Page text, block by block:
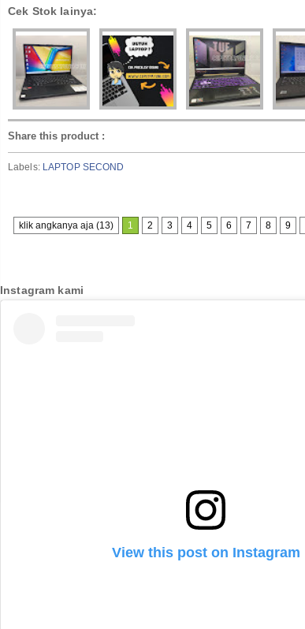
Cek Stok lainya:
Share this product :
Labels: LAPTOP SECOND
klik angkanya aja (13) 1 2 3 4 5 6 7 8 9
Instagram kami
View this post on Instagram